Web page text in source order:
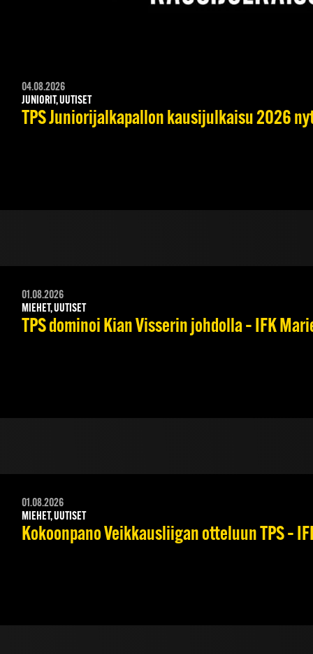
04.08.2026
JUNIORIT, UUTISET
TPS Juniorijalkapallon kausijulkaisu 2026
01.08.2026
MIEHET, UUTISET
TPS dominoi Kian Visserin johdolla – IFK
01.08.2026
MIEHET, UUTISET
Kokoonpano Veikkausliigan otteluun TPS –